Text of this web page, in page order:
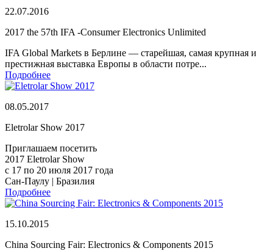
22.07.2016
2017 the 57th IFA -Consumer Electronics Unlimited
IFA Global Markets в Берлине — старейшая, самая крупная и
престижная выставка Европы в области потре...
Подробнее
08.05.2017
Eletrolar Show 2017
Приглашаем посетить
2017 Eletrolar Show
с 17 по 20 июля 2017 года
Сан-Паулу | Бразилия
Подробнее
15.10.2015
China Sourcing Fair: Electronics & Components 2015